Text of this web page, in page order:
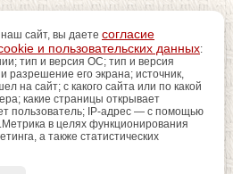
сайт, вы даете согласие
и пользовательских данных:
тип и версия ОС; тип и версия
разрешение его экрана; источник,
на сайт; с какого сайта или по какой
какие страницы открывает
пользователь; IP-адрес — с помощью
в целях функционирования
а также статистических